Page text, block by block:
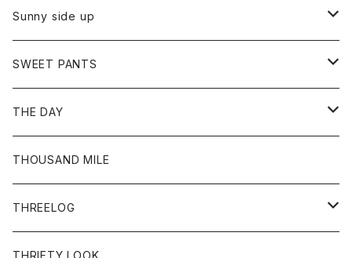
カーディガン
ワンピース
オーバーオール
ブレスレット
リング
ブーツ
サンダル
Sunny side up
アウター
Ｇジャン
ボトム
ジーンズ
SWEET PANTS
ボトム
ショートパンツ
THE DAY
トップス
Tシャツ
THOUSAND MILE
THREELOG
トップス
THRIFTY LOOK